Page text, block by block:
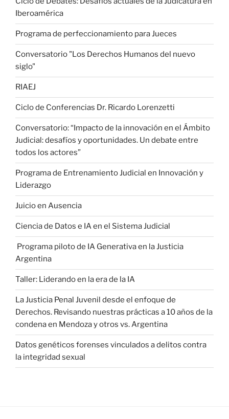
Iberoamérica
Programa de perfeccionamiento para Jueces
Conversatorio "Los Derechos Humanos del nuevo
siglo"
RIAEJ
Ciclo de Conferencias Dr. Ricardo Lorenzetti
Conversatorio: “Impacto de la innovación en el Ámbito
Judicial: desafíos y oportunidades. Un debate entre
todos los actores”
Programa de Entrenamiento Judicial en Innovación y
Liderazgo
Juicio en Ausencia
Ciencia de Datos e IA en el Sistema Judicial
Programa piloto de IA Generativa en la Justicia
Argentina
Taller: Liderando en la era de la IA
La Justicia Penal Juvenil desde el enfoque de
Derechos. Revisando nuestras prácticas a 10 años de la
condena en Mendoza y otros vs. Argentina
Datos genéticos forenses vinculados a delitos contra
la integridad sexual